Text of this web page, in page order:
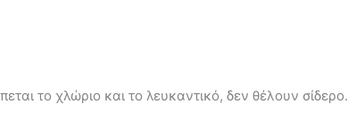
το χλώριο και το λευκαντικό, δεν θέλουν σίδερο.